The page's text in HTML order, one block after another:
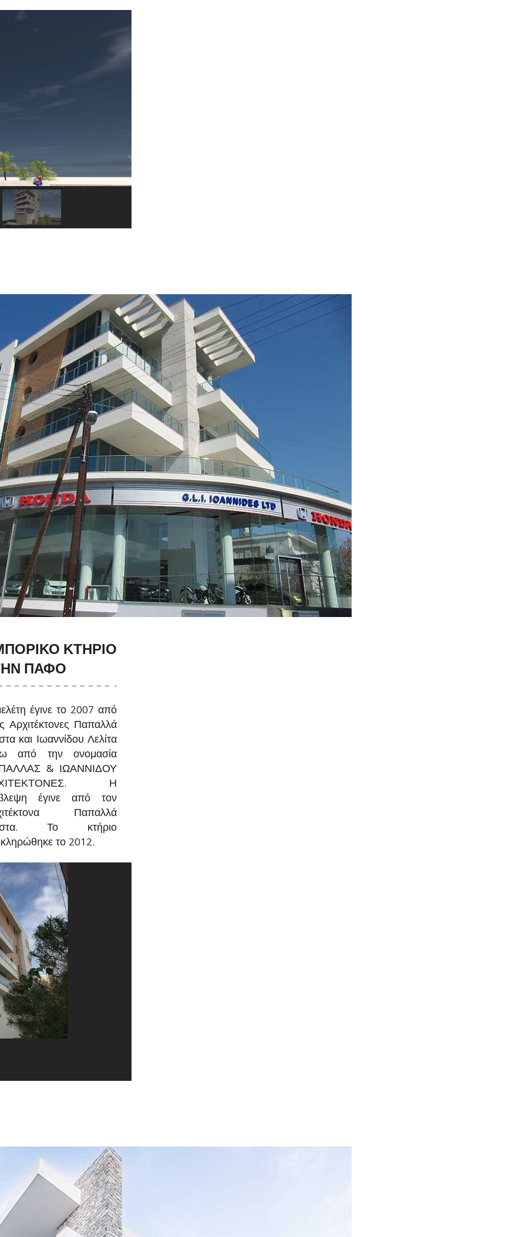
ΚΤΉΡΙΟ
ΠΆΦΟ
έγινε το 2007 από
Αρχιτέκτονες Παπαλλά
και Ιωαννίδου Λελίτα
από την ονομασία
& ΙΩΑΝΝΙΔΟΥ
Η
έγινε από τον
Παπαλλά
Το κτήριο
το 2012.